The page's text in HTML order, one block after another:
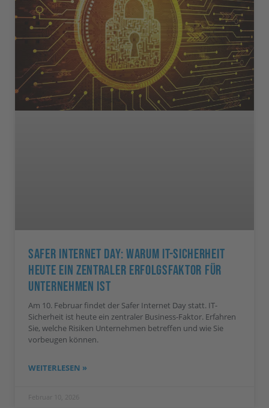
Safer Internet Day: Warum IT-Sicherheit
Heute Ein Zentraler Erfolgsfaktor Für
Unternehmen Ist
Am 10. Februar findet der Safer Internet Day statt. IT-
Sicherheit ist heute ein zentraler Business-Faktor. Erfahren
Sie, welche Risiken Unternehmen betreffen und wie Sie
vorbeugen können.
WEITERLESEN »
Februar 10, 2026